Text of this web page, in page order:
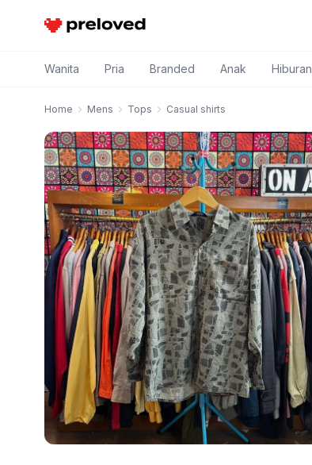
Preloved Indonesia
Wanita Pria Branded Anak Hiburan
Home Mens Tops Casual shirts